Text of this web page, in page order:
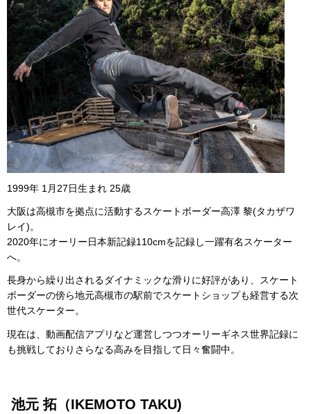
1999年 1月27日生まれ 25歳
大阪は高槻市を拠点に活動するスケートボーダー高澤 黎(タカザワ
レイ)。
2020年にオーリー日本新記録110cmを記録し一躍有名スケーター
へ。
長身から繰り出されるダイナミックな滑りに好評があり、スケート
ボーダーの傍ら地元高槻市の駅前でスケートショップも経営する次
世代スケーター。
現在は、動画配信アプリなど運営しつつオーリーギネス世界記録に
も挑戦しておりさらなる高みを目指して日々奮闘中。
池元 拓（IKEMOTO TAKU)